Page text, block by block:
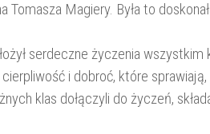
Magiery. Była to
serdeczne życzenia
i dobroć, które
klas dołączyli do życzeń,